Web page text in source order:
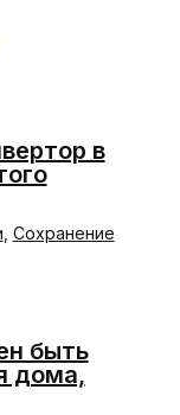
в
Сохранение
быть
дома,